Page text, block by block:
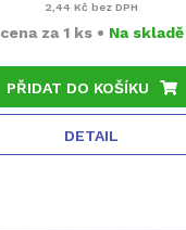
2,44 Kč bez DPH
cena za 1 ks • Na skladě
PŘIDAT DO KOŠÍKU
DETAIL